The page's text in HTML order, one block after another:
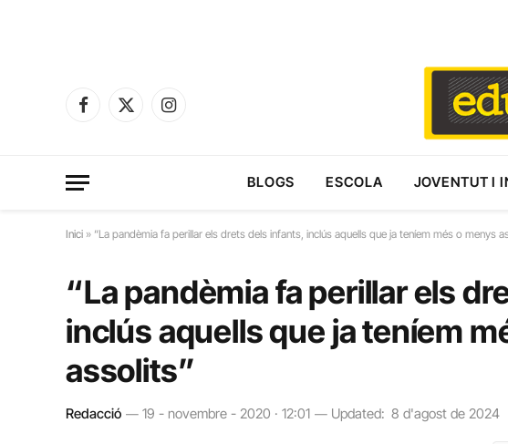
Facebook
X
Instagram
BLOGS ESCOLA JOVENTUT I
Inici » “La pandèmia fa perillar els drets dels infants, inclús aquells que ja teníem més o menys
“La pandèmia fa perillar els
inclús aquells que ja teníem
assolits”
Redacció 19 - novembre - 2020 · 12:01 Updated: 8 d'agost de 2024